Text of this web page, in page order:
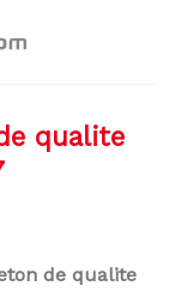
qualite
de qualite